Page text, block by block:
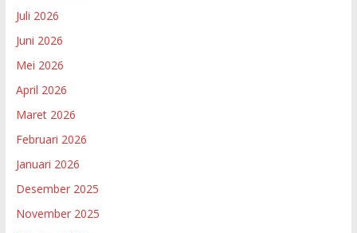
Juli 2026
Juni 2026
Mei 2026
April 2026
Maret 2026
Februari 2026
Januari 2026
Desember 2025
November 2025